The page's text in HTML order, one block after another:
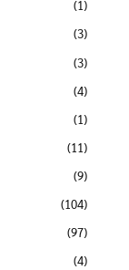
(1)
(3)
(3)
(4)
(1)
(11)
(9)
(104)
(97)
(4)